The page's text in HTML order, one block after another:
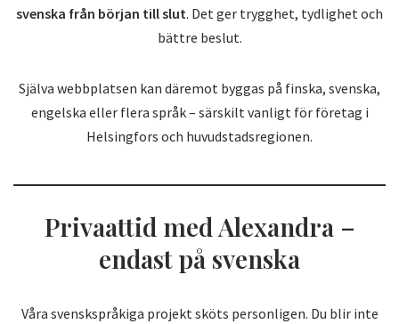
svenska från början till slut. Det ger trygghet, tydlighet och
bättre beslut.
Själva webbplatsen kan däremot byggas på finska, svenska,
engelska eller flera språk – särskilt vanligt för företag i
Helsingfors och huvudstadsregionen.
Privaattid med Alexandra –
endast på svenska
Våra svenskspråkiga projekt sköts personligen. Du blir inte